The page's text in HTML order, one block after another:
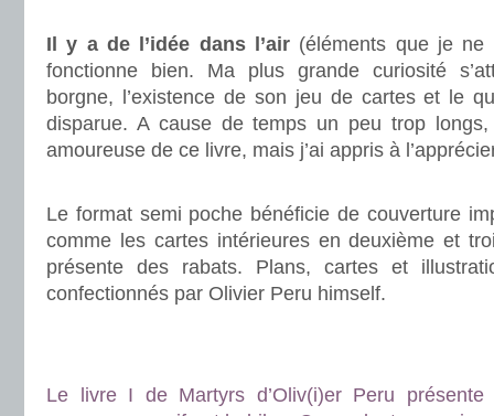
Il y a de l’idée dans l’air (éléments que je
fonctionne bien. Ma plus grande curiosité
borgne, l’existence de son jeu de cartes et le
disparue. A cause de temps un peu trop
amoureuse de ce livre, mais j’ai appris à
Le format semi poche bénéficie de couverture
comme les cartes intérieures en deuxième et
présente des rabats. Plans, cartes et
confectionnés par Olivier Peru himself.
Le livre I de Martyrs d’Oliv(i)er Peru